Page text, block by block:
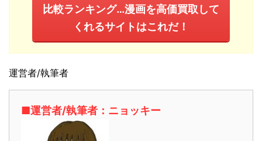
比較ランキング…漫画を高価買取して
くれるサイトはこれだ！
運営者/執筆者
■運営者/執筆者：ニョッキー